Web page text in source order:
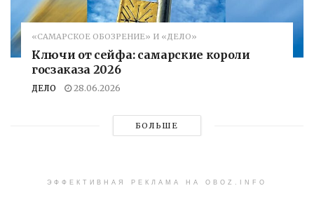
«САМАРСКОЕ ОБОЗРЕНИЕ» И «ДЕЛО»
Ключи от сейфа: самарские короли
госзаказа 2026
ДЕЛО 28.06.2026
БОЛЬШЕ
ЭФФЕКТИВНАЯ РЕКЛАМА НА OBOZ.INFO